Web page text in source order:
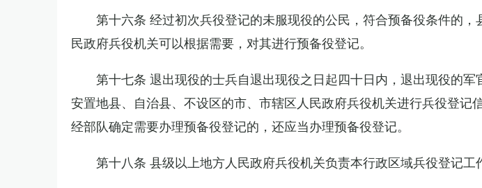
第十六条 经过初次兵役登记的未服现役的公民，符合预备役条件的，
民政府兵役机关可以根据需要，对其进行预备役登记。
第十七条 退出现役的士兵自退出现役之日起四十日内，退出现役的
安置地县、自治县、不设区的市、市辖区人民政府兵役机关进行兵役登记
经部队确定需要办理预备役登记的，还应当办理预备役登记。
第十八条 县级以上地方人民政府兵役机关负责本行政区域兵役登记工